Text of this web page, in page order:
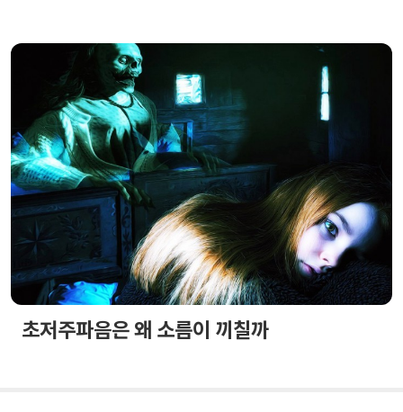
초저주파음은 왜 소름이 끼칠까